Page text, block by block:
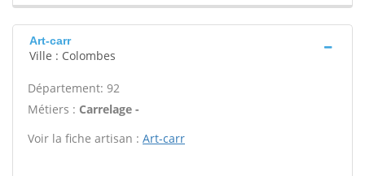
Art-carr
Ville : Colombes
Département: 92
Métiers : Carrelage -
Voir la fiche artisan : Art-carr